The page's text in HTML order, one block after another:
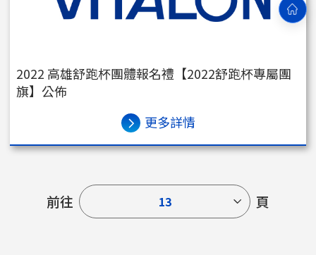
2022 高雄舒跑杯團體報名禮【2022舒跑杯專屬團
旗】公佈
更多詳情
前往 13 頁